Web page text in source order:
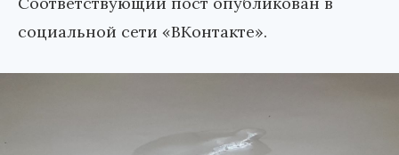
социальной сети «ВКонтакте».